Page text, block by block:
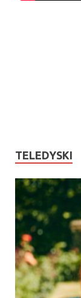
TELEDYSKI